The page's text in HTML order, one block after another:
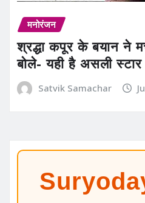
मनोरंजन
श्रद्धा कपूर के बयान ने
बोले- यही है असली स्टार
Satvik Samachar